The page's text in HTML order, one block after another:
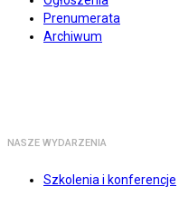
Prenumerata
Archiwum
NASZE WYDARZENIA
Szkolenia i konferencje